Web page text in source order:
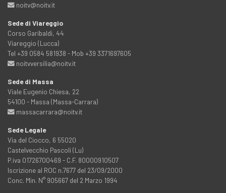
noitv@noitv.it
Sede di Viareggio
Corso Garibaldi, 44
Viareggio (Lucca)
Tel +39 0584 581938 - Mob +39 3371697605
noitvversilia@noitv.it
Sede di Massa
Viale Eugenio Chiesa, 22
54100 - Massa (Massa-Carrara)
massacarrara@noitv.it
Sede Legale
Via del Ciocco, 6 55020
Castelvecchio Pascoli (Lu)
P.iva 01726700469 - C.F. 80000910507
Iscrizione al ROC n.7677 del 23/09/2000
Conc. Min. N° 905667 del 2 Marzo 1994